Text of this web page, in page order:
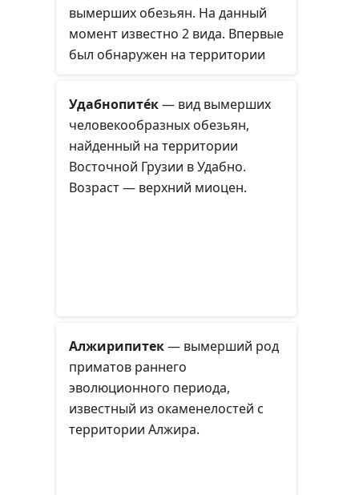
вырабатывать витамин С,
генетический признак,
обуславливающий потребность в
тенденцию помещать
долгопятообразных в ряды
гаплориновых (сухоносых)
приматов.
вымерших обезьян. На данный
момент известно 2 вида. Впервые
был обнаружен на территории
австрийским коллекционером
ископаемых Ричардом
Маркграфом в
нижнеолигоценовых отложениях,
а описан в 1910 и 1911 гг.
немецким палеонтологом
Удабнопите́к— вид вымерших
человекообразных обезьян,
найденный на территории
Восточной Грузии в Удабно.
Возраст — верхний миоцен.
Алжирипитек— вымерший род
приматов раннего
эволюционного периода,
известный из окаменелостей с
территории Алжира.